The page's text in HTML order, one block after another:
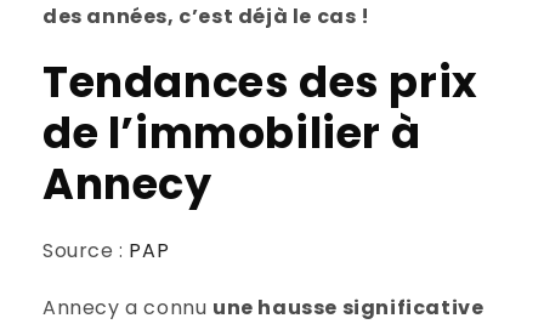
des années, c’est déjà le cas !
Tendances des prix
de l’immobilier à
Annecy
Source : PAP
Annecy a connu une hausse significative